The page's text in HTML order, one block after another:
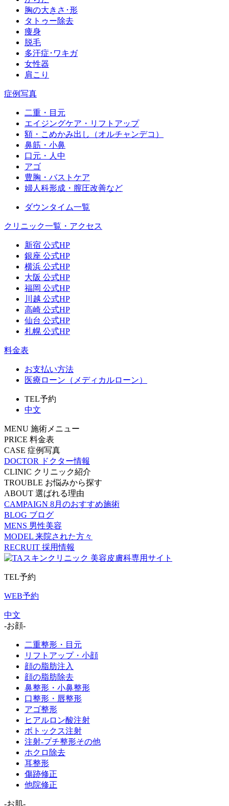
胸の大きさ･形
タトゥー除去
痩身
脱毛
多汗症･ワキガ
女性器
肩こり
症例写真
二重・目元
エイジングケア・リフトアップ
額・こめかみ出し（オルチャンデコ）
鼻筋・小鼻
口元・人中
アゴ
豊胸・バストケア
婦人科形成・膣圧改善など
ダウンタイム一覧
クリニック一覧・アクセス
新宿 公式HP
銀座 公式HP
横浜 公式HP
大阪 公式HP
福岡 公式HP
川越 公式HP
高崎 公式HP
仙台 公式HP
札幌 公式HP
料金表
お支払い方法
医療ローン（メディカルローン）
TEL予約
中文
MENU 施術メニュー
PRICE 料金表
CASE 症例写真
DOCTOR
ドクター情報
CLINIC クリニック紹介
TROUBLE お悩みから探す
ABOUT 選ばれる理由
CAMPAIGN 8月のおすすめ施術
BLOG ブログ
MENS 男性美容
MODEL 来院された方々
RECRUIT 採用情報
TEL予約
WEB予約
中文
-お顔-
二重整形・目元
リフトアップ・小顔
顔の脂肪注入
顔の脂肪除去
鼻整形・小鼻整形
口整形・唇整形
アゴ整形
ヒアルロン酸注射
ボトックス注射
注射-プチ整形その他
ホクロ除去
耳整形
傷跡修正
他院修正
-お肌-